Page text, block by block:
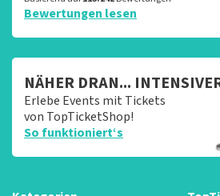
Bewertungen lesen
NÄHER DRAN...
Erlebe Events mit Tickets
von TopTicketShop!
So funktioniert‘s